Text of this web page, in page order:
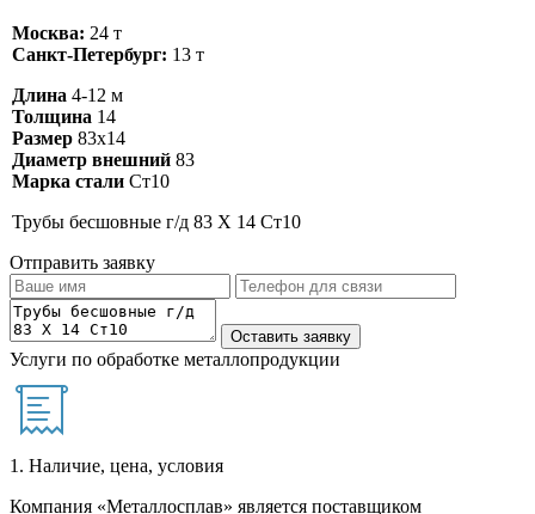
Москва: 24 т
Санкт-Петербург: 13 т
Длина 4-12 м
Толщина 14
Размер 83х14
Диаметр внешний 83
Марка стали Ст10
Трубы бесшовные г/д 83 Х 14 Ст10
Отправить заявку
Услуги по обработке металлопродукции
1. Наличие, цена, условия
Компания «Металлосплав» является поставщиком